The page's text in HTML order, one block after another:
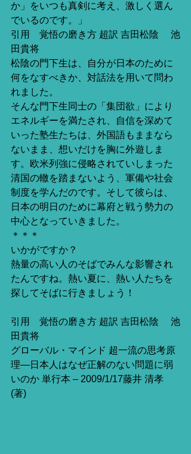
か」をいつも真剣に考え、激しく選ん
でいるのです。」
引用　覚悟の磨き方 超訳 吉田松陰 　池
田貴将
松陰の門下生は、自分が日本のために
何をなすべきか、対話法を用いて問わ
れました。
そんな門下生同士の「集団欲」により
エネルギーを満たされ、自信を深めて
いった塾生たちは、外国語もままなら
ないまま、想いだけを胸に外遊しま
す。欧米列強に侵略されていしまった
清国の轍を踏まないよう、軍備や社会
制度を学んだのです。そして彼らは、
日本の明日のために幕府と戦う勢力の
中心となっていきました。
＊＊＊
いかがですか？
熱量の高い人のそばでみんな影響され
たんですね。熱い夏に、熱い人たちを
探してそばに行きましょう！
引用　覚悟の磨き方 超訳 吉田松陰 　池
田貴将
グローバル・マインド 超一流の思考原
理―日本人はなぜ正解のない問題に弱
いのか 単行本 – 2009/1/17藤井 清孝
(著)